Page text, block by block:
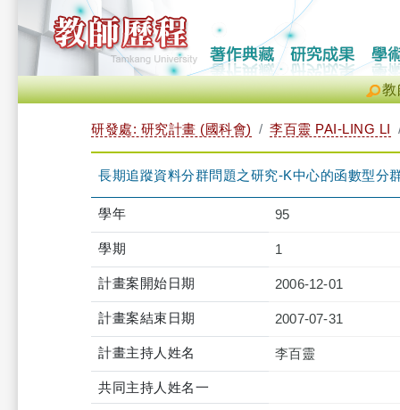
教
研發處: 研究計畫 (國科會) 李百靈 PAI-LING LI
長期追蹤資料分群問題之研究-K中心的函數型分
學年 95
學期 1
計畫案開始日期 2006-12-01
計畫案結束日期 2007-07-31
計畫主持人姓名 李百靈
共同主持人姓名一